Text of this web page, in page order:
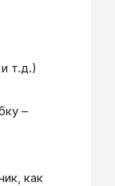
т.д.)
–
как